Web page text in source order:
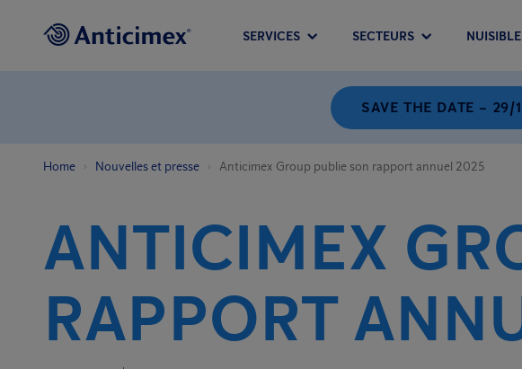
SERVICES SECTEURS
SAVE THE DATE –
Home Nouvelles et presse Anticimex Group publie son rapport annuel 2025
ANTICIMEX
RAPPORT